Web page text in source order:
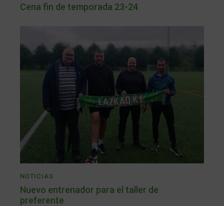
Cena fin de temporada 23-24
NOTICIAS
Nuevo entrenador para el taller de
preferente